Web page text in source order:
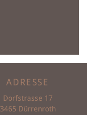
ADRESSE
Dorfstrasse 17
3465 Dürrenroth